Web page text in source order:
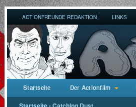
ACTIONFREUNDE REDAKTION LINKS
Startseite Der Actionfilm